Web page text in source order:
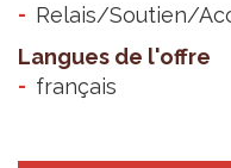
Relais/Soutien/
Langues de l'offre
français